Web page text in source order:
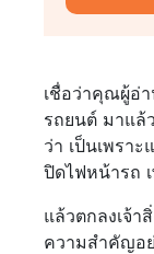
เชื่อว่าคุณผู้อ่
รถยนต์ มาแล้
ว่า เป็นเพรา
ปิดไฟหน้ารถ
แล้วตกลงเจ้า
ความสำคัญอ